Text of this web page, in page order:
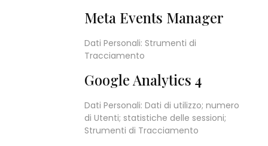
Meta Events Manager
Dati Personali: Strumenti di
Tracciamento
Google Analytics 4
Dati Personali: Dati di utilizzo; numero
di Utenti; statistiche delle sessioni;
Strumenti di Tracciamento